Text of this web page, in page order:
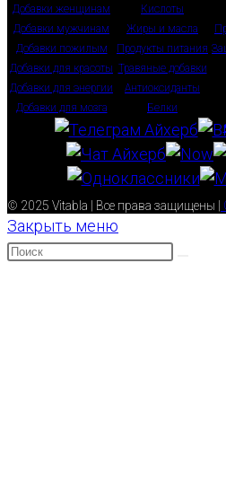
Добавки женщинам
Добавки мужчинам
Добавки пожилым
Добавки для красоты
Добавки для энергии
Добавки для мозга
Кислоты
Жиры и масла
Продукты питания
Травяные добавки
Антиоксиданты
Белки
© 2025 Vitabla | Все права защищены |
Закрыть меню